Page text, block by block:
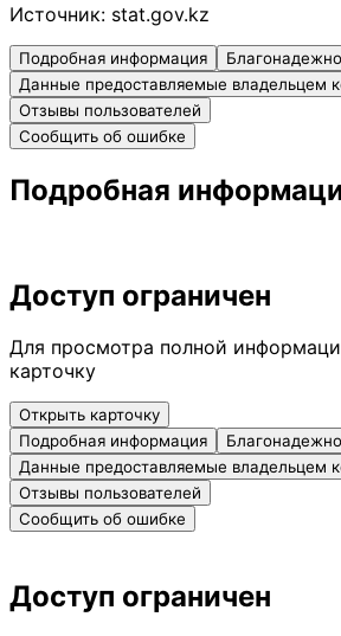
Источник: stat.gov.kz
Подробная информация
Данные предоставляемые владельцем
Отзывы пользователей
Сообщить об ошибке
Подробная
Доступ ограничен
Для просмотра полной
карточку
Открыть карточку
Подробная информация
Данные предоставляемые владельцем
Отзывы пользователей
Сообщить об ошибке
Доступ ограничен